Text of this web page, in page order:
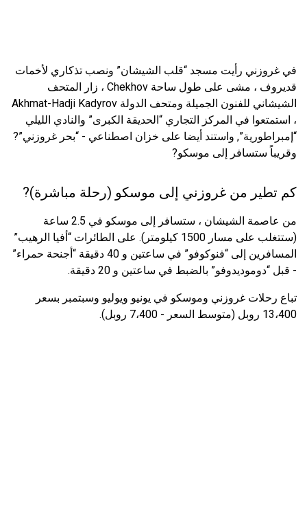
في غروزني رأيت مسجد “قلب الشيشان” ونصب تذكاري لأخمات
قديروف ، مشى على طول ساحة Chekhov ، زار المتحف
الشيشاني للفنون الجميلة ومتحف الدولة Akhmat-Hadji Kadyrov
، استمتعوا في المركز التجاري “الحديقة الكبرى” والنادي الليلي
“إمبراطورية”, واستند أيضا على خزان اصطناعي - “بحر غروزني”?
وقريباً ستسافر إلى موسكو?
كم تطير من غروزني إلى موسكو (رحلة مباشرة)?
من عاصمة الشيشان ، ستسافر إلى موسكو في 2.5 ساعة
(ستتغلب على مسار 1500 كيلومتر). على الطائرات “أفيا الرهيب”
المسافرين إلى “فنوكوفو” في ساعتين و 40 دقيقة “أجنحة حمراء”
- قبل “دوموديدوفو” بالضبط في ساعتين و 20 دقيقة.
تباع رحلات غروزني وموسكو في يونيو ويوليو وسبتمبر بسعر
13،400 روبل (متوسط ​​السعر - 7،400 روبل).